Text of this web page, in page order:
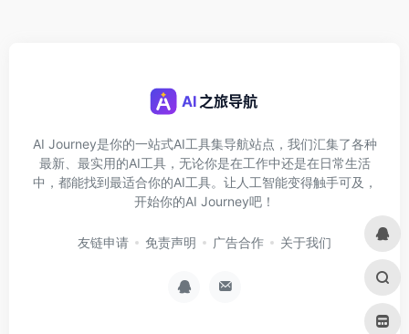
AI Journey是你的一站式AI工具集导航站点，我们汇集了各种
最新、最实用的AI工具，无论你是在工作中还是在日常生活
中，都能找到最适合你的AI工具。让人工智能变得触手可及，
开始你的AI Journey吧！
友链申请 免责声明 广告合作 关于我们